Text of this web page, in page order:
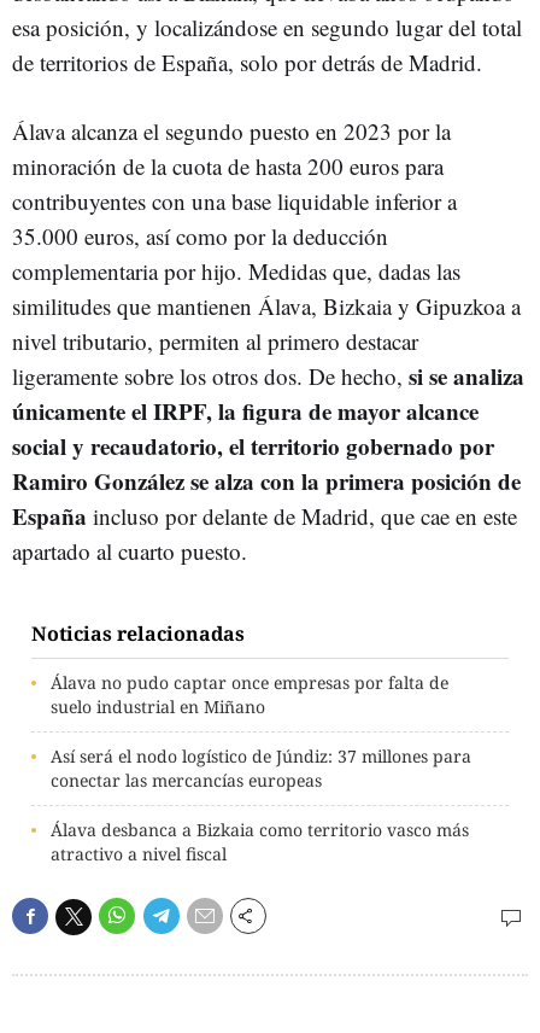
esa posición, y localizándose en segundo lugar del total
de territorios de España, solo por detrás de Madrid.
Álava alcanza el segundo puesto en 2023 por la
minoración de la cuota de hasta 200 euros para
contribuyentes con una base liquidable inferior a
35.000 euros, así como por la deducción
complementaria por hijo. Medidas que, dadas las
similitudes que mantienen Álava, Bizkaia y Gipuzkoa a
nivel tributario, permiten al primero destacar
ligeramente sobre los otros dos. De hecho, si se analiza
únicamente el IRPF, la figura de mayor alcance
social y recaudatorio, el territorio gobernado por
Ramiro González se alza con la primera posición de
España incluso por delante de Madrid, que cae en este
apartado al cuarto puesto.
Noticias relacionadas
Álava no pudo captar once empresas por falta de
suelo industrial en Miñano
Así será el nodo logístico de Júndiz: 37 millones para
conectar las mercancías europeas
Álava desbanca a Bizkaia como territorio vasco más
atractivo a nivel fiscal